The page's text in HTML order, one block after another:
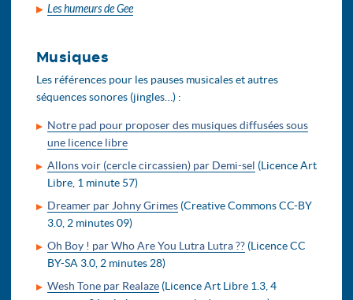
Les humeurs de Gee
Musiques
Les références pour les pauses musicales et autres
séquences sonores (jingles…) :
Notre pad pour proposer des musiques diffusées sous
une licence libre
Allons voir (cercle circassien) par Demi-sel (Licence Art
Libre, 1 minute 57)
Dreamer par Johny Grimes (Creative Commons CC-BY
3.0, 2 minutes 09)
Oh Boy ! par Who Are You Lutra Lutra ?? (Licence CC
BY-SA 3.0, 2 minutes 28)
Wesh Tone par Realaze (Licence Art Libre 1.3, 4